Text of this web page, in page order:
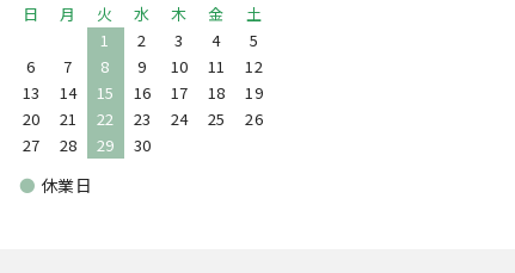
日 月 火 水 木 金
土
1
2 3 4
5
6
7 8 9 10 11
12
13
14 15 16 17 18
19
20
21 22 23 24 25
26
27
28 29 30
● 休業日